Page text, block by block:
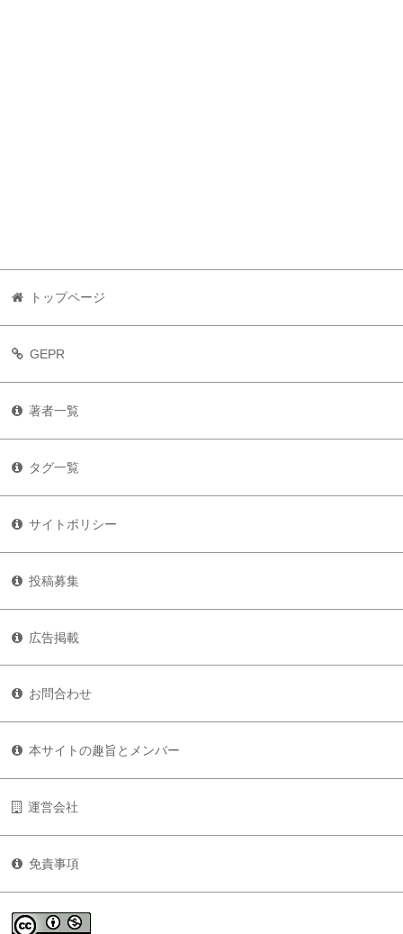
トップページ
GEPR
著者一覧
タグ一覧
サイトポリシー
投稿募集
広告掲載
お問合わせ
本サイトの趣旨とメンバー
運営会社
免責事項